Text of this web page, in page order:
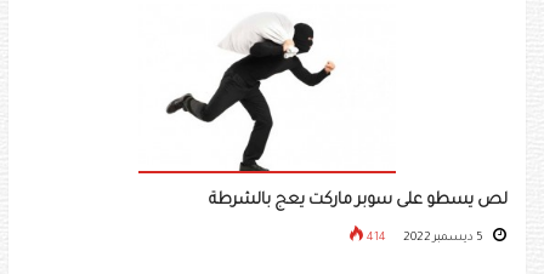
لص يسطو على سوبر ماركت يعج بالشرطة
414